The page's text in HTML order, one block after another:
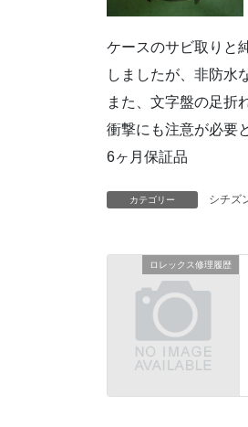
ケースのサビ取りと
しましたが、非防水
また、文字盤の足折
衝撃にも注意が必要
6ヶ月保証品
カテゴリー シチズ
ロレックス修理履歴